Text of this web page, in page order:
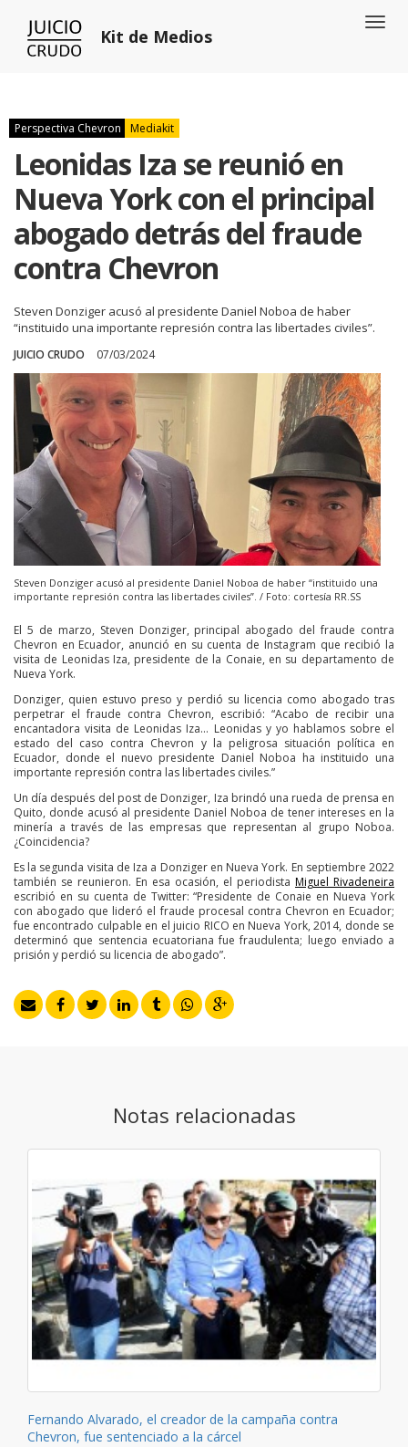
Kit de Medios
Perspectiva Chevron Mediakit
Leonidas Iza se reunió en
Nueva York con el principal
abogado detrás del fraude
contra Chevron
Steven Donziger acusó al presidente Daniel Noboa de haber
“instituido una importante represión contra las libertades civiles”.
JUICIO CRUDO 07/03/2024
Steven Donziger acusó al presidente Daniel Noboa de haber “instituido una
importante represión contra las libertades civiles”. / Foto: cortesía RR.SS
El 5 de marzo, Steven Donziger, principal abogado del fraude contra
Chevron en Ecuador, anunció en su cuenta de Instagram que recibió la
visita de Leonidas Iza, presidente de la Conaie, en su departamento de
Nueva York.
Donziger, quien estuvo preso y perdió su licencia como abogado tras
perpetrar el fraude contra Chevron, escribió: “Acabo de recibir una
encantadora visita de Leonidas Iza… Leonidas y yo hablamos sobre el
estado del caso contra Chevron y la peligrosa situación política en
Ecuador, donde el nuevo presidente Daniel Noboa ha instituido una
importante represión contra las libertades civiles.”
Un día después del post de Donziger, Iza brindó una rueda de prensa en
Quito, donde acusó al presidente Daniel Noboa de tener intereses en la
minería a través de las empresas que representan al grupo Noboa.
¿Coincidencia?
Es la segunda visita de Iza a Donziger en Nueva York. En septiembre 2022
también se reunieron. En esa ocasión, el periodista Miguel Rivadeneira
escribió en su cuenta de Twitter: “Presidente de Conaie en Nueva York
con abogado que lideró el fraude procesal contra Chevron en Ecuador;
fue encontrado culpable en el juicio RICO en Nueva York, 2014, donde se
determinó que sentencia ecuatoriana fue fraudulenta; luego enviado a
prisión y perdió su licencia de abogado”.
Notas relacionadas
Fernando Alvarado, el creador de la campaña contra
Chevron, fue sentenciado a la cárcel